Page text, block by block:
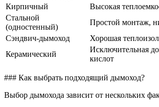
Кирпичный
Высокая
Стальной
(одностенный)
Простой монтаж,
Сэндвич-дымоход
Хорошая
Керамический
Исключительная
кислот
### Как выбрать подходящий дымоход?
Выбор дымохода зависит от нескольких